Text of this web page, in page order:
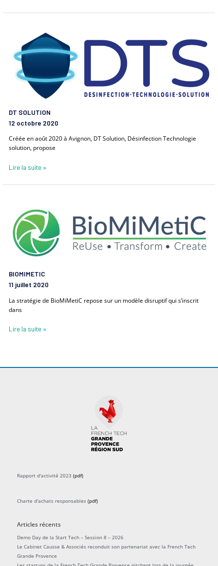
DT SOLUTION
12 octobre 2020
Créée en août 2020 à Avignon, DT Solution, Désinfection Technologie
solution, propose
SOLUTION
Lire la suite »
BIOMIMETIC
11 juillet 2020
La stratégie de BioMiMetiC repose sur un modèle disruptif qui s’inscrit
dans
BioMiMetic
Lire la suite »
Rapport d'activité 2023 (pdf)
Charte d'achats responsables (pdf)
Articles récents
Demo Day de la Start Tech – Session 8 – 2026
Le Cabinet Causse & Associés reconduit son partenariat avec la French Tech
Grande Provence